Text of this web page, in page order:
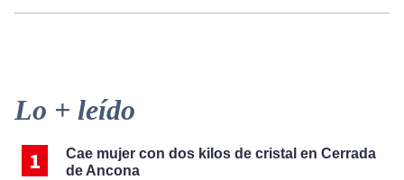
Primary
Sidebar
Lo + leído
Cae mujer con dos kilos de cristal en Cerrada
de Ancona